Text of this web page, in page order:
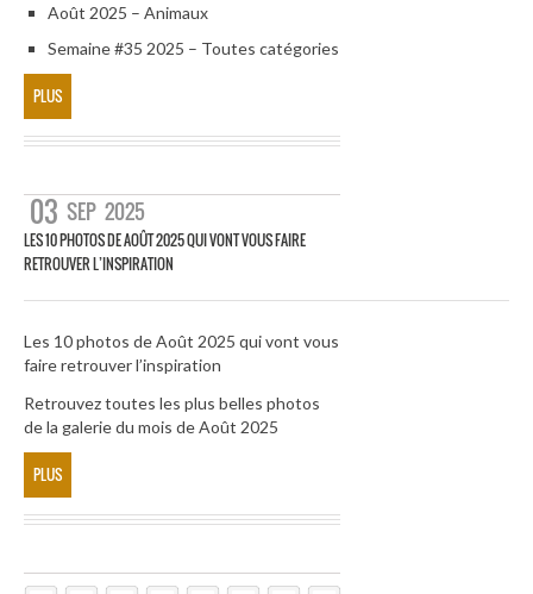
Août 2025 – Animaux
Semaine #35 2025 – Toutes catégories
PLUS
03 SEP 2025
LES 10 PHOTOS DE AOÛT 2025 QUI VONT VOUS FAIRE
RETROUVER L’INSPIRATION
Les 10 photos de Août 2025 qui vont vous
faire retrouver l’inspiration
Retrouvez toutes les plus belles photos
de la galerie du mois de Août 2025
PLUS